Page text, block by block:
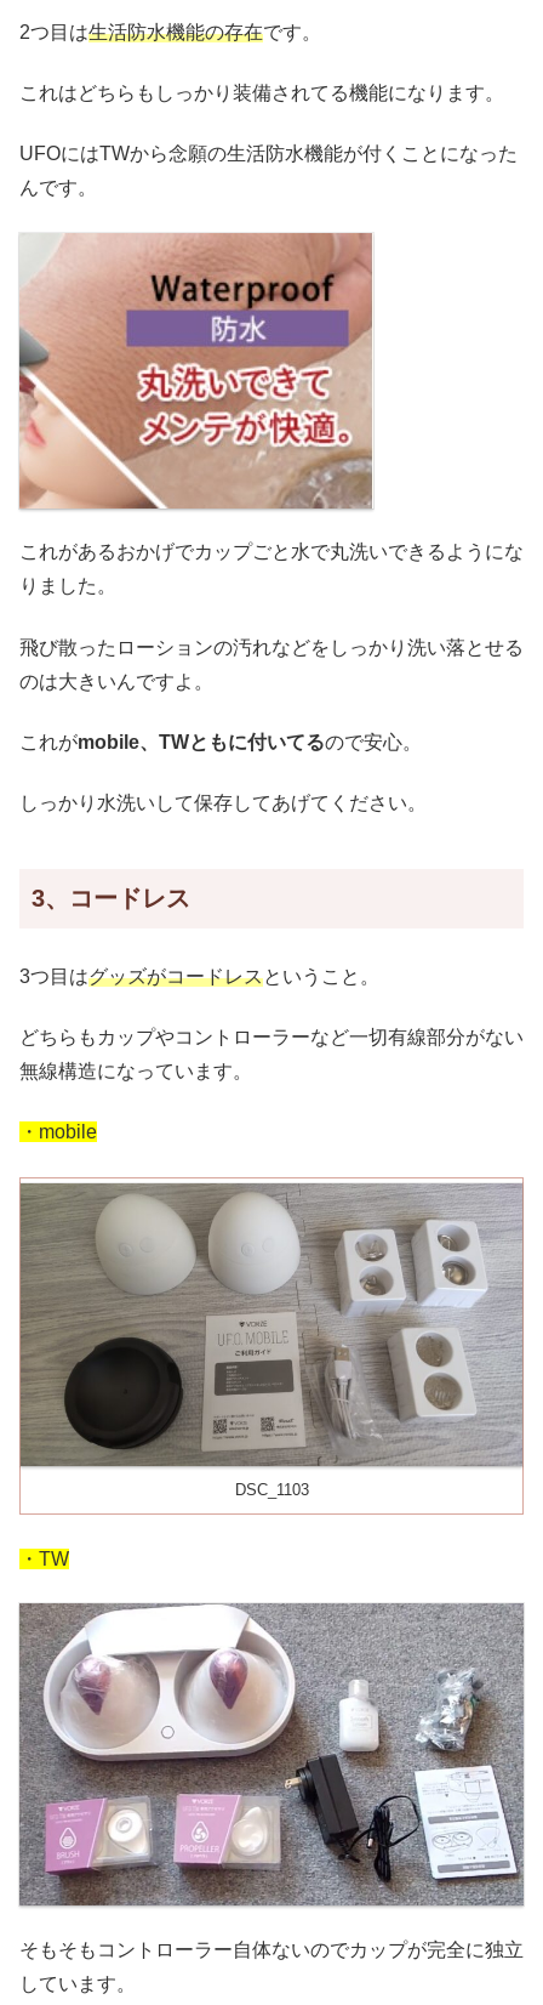
2つ目は生活防水機能の存在です。
これはどちらもしっかり装備されてる機能になります。
UFOにはTWから念願の生活防水機能が付くことになった
んです。
これがあるおかげでカップごと水で丸洗いできるようにな
りました。
飛び散ったローションの汚れなどをしっかり洗い落とせる
のは大きいんですよ。
これがmobile、TWともに付いてるので安心。
しっかり水洗いして保存してあげてください。
3、コードレス
3つ目はグッズがコードレスということ。
どちらもカップやコントローラーなど一切有線部分がない
無線構造になっています。
・mobile
DSC_1103
・TW
そもそもコントローラー自体ないのでカップが完全に独立
しています。